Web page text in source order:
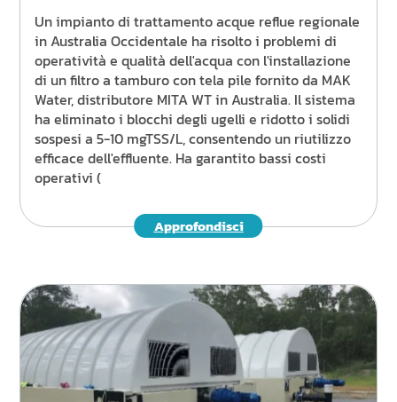
Un impianto di trattamento acque reflue regionale
in Australia Occidentale ha risolto i problemi di
operatività e qualità dell'acqua con l'installazione
di un filtro a tamburo con tela pile fornito da MAK
Water, distributore MITA WT in Australia. Il sistema
ha eliminato i blocchi degli ugelli e ridotto i solidi
sospesi a 5-10 mgTSS/L, consentendo un riutilizzo
efficace dell'effluente. Ha garantito bassi costi
operativi (
Approfondisci